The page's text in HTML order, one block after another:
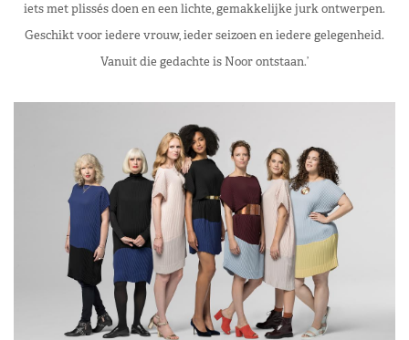
iets met plissés doen en een lichte, gemakkelijke jurk ontwerpen.
Geschikt voor iedere vrouw, ieder seizoen en iedere gelegenheid.
Vanuit die gedachte is Noor ontstaan.’